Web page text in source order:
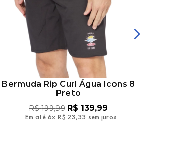
Bermuda Rip Curl Água Icons 8
Preto
R$ 199,99 R$ 139,99
Em até 6x R$ 23,33 sem juros